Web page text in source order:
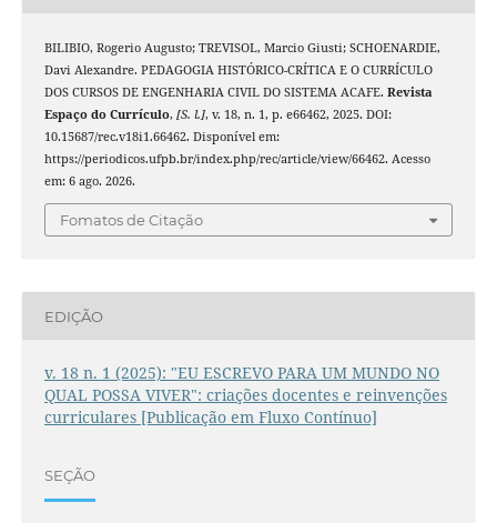
BILIBIO, Rogerio Augusto; TREVISOL, Marcio Giusti; SCHOENARDIE,
Davi Alexandre. PEDAGOGIA HISTÓRICO-CRÍTICA E O CURRÍCULO
DOS CURSOS DE ENGENHARIA CIVIL DO SISTEMA ACAFE. Revista
Espaço do Currículo, [S. l.], v. 18, n. 1, p. e66462, 2025. DOI:
10.15687/rec.v18i1.66462. Disponível em:
https://periodicos.ufpb.br/index.php/rec/article/view/66462. Acesso
em: 6 ago. 2026.
Fomatos de Citação
EDIÇÃO
v. 18 n. 1 (2025): "EU ESCREVO PARA UM MUNDO NO
QUAL POSSA VIVER": criações docentes e reinvenções
curriculares [Publicação em Fluxo Contínuo]
SEÇÃO